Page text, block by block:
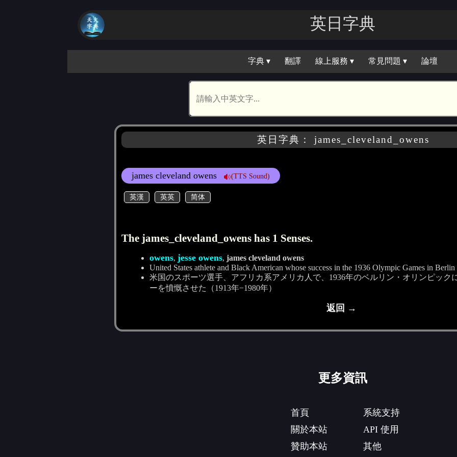
英日字典
字典 ▾ 翻譯 線上服務 ▾ 常見問題 ▾ 論壇
英日字典： james_cleveland_owens
james cleveland owens (TTS Sound)
英漢 英英 简体
The james_cleveland_owens has 1 Senses.
owens, jesse owens, james cleveland owens
United States athlete and Black American whose success in the 1936 Olympic Games in
米国のスポーツ選手、アフリカ系アメリカ人で、1936年のベルリン・オリンピック
ーを憤慨させた（1913年−1980年）
返回 →
更多資訊
首頁
關於本站
贊助本站
系統支持
API 使用
其他